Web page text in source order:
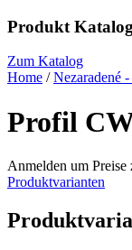
Produkt Katalog
Zum Katalog
Home /Nezaradené -
Profil
Anmelden um Preise
Produktvarianten